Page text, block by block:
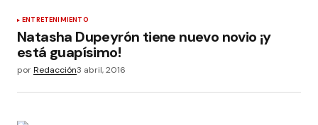
ENTRETENIMIENTO
Natasha Dupeyrón tiene nuevo novio ¡y
está guapísimo!
porRedacción3 abril, 2016